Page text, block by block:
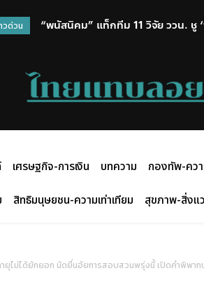
วด่วน “พนัสนิคม” แท็กทีม 11 วิจัย ววน. ชู
เศรษฐกิจ-การเงิน บทความ กองทัพ-คว
สิทธิมนุษยชน-ความเท่าเทียม สุขภาพ-สิ่งแ
ายุไม่ได้ยักยอก นัดยื่นอัยการสอบสวนพรุ่งนี้ เปิดคำพิพาก